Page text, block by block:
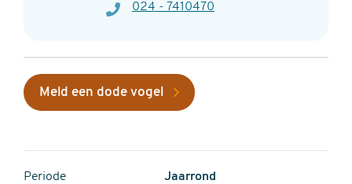
Telefoon024 - 7410470
Meld een dode vogel
Periode Jaarrond